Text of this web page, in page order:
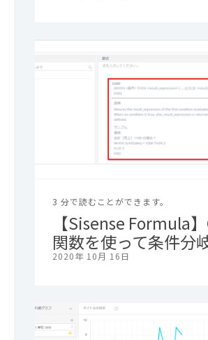
3 分で読むことができます。
【Sisense Formula
関数を使って条件分
2020年 10月 16日